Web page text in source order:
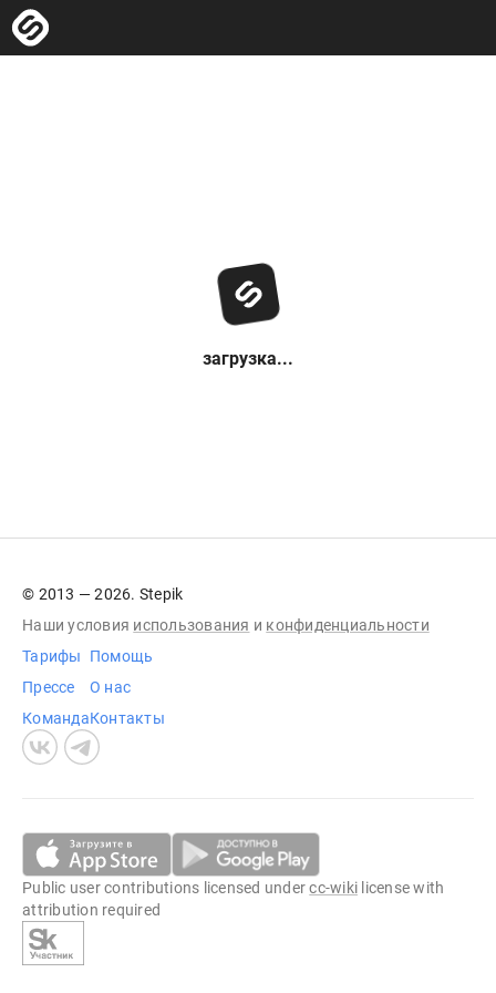
загрузка...
© 2013 — 2026. Stepik
Наши условия использования и конфиденциальности
Тарифы
Прессе
Команда
Помощь
О нас
Контакты
Public user contributions licensed undercc-wiki license with
attribution required